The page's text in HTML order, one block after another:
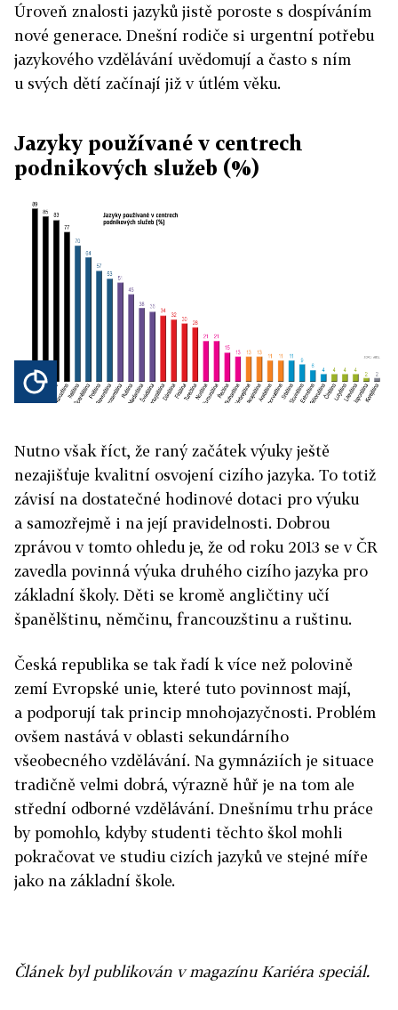
Úroveň znalosti jazyků jistě poroste s dospíváním
nové generace. Dnešní rodiče si urgentní potřebu
jazykového vzdělávání uvědomují a často s ním
u svých dětí začínají již v útlém věku.
Jazyky používané v centrech
podnikových služeb (%)
Nutno však říct, že raný začátek výuky ještě
nezajišťuje kvalitní osvojení cizího jazyka. To totiž
závisí na dostatečné hodinové dotaci pro výuku
a samozřejmě i na její pravidelnosti. Dobrou
zprávou v tomto ohledu je, že od roku 2013 se v ČR
zavedla povinná výuka druhého cizího jazyka pro
základní školy. Děti se kromě angličtiny učí
španělštinu, němčinu, francouzštinu a ruštinu.
Česká republika se tak řadí k více než polovině
zemí Evropské unie, které tuto povinnost mají,
a podporují tak princip mnohojazyčnosti. Problém
ovšem nastává v oblasti sekundárního
všeobecného vzdělávání. Na gymnáziích je situace
tradičně velmi dobrá, výrazně hůř je na tom ale
střední odborné vzdělávání. Dnešnímu trhu práce
by pomohlo, kdyby studenti těchto škol mohli
pokračovat ve studiu cizích jazyků ve stejné míře
jako na základní škole.
Článek byl publikován v magazínu Kariéra speciál.